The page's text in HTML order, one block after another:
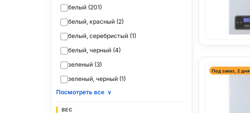
белый (201)
белый, красный (2)
белый, серебристый (1)
белый, черный (4)
зеленый (3)
зеленый, черный (1)
Посмотреть все ∨
ВЕС
Под заказ, 2 дня